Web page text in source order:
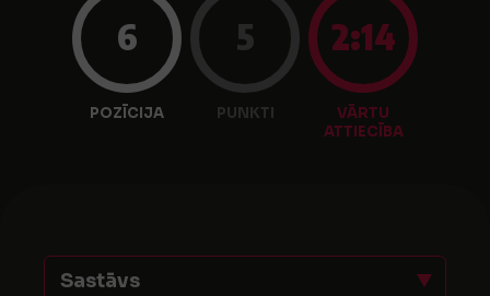
6
POZĪCIJA
5
PUNKTI
2:14
VĀRTU
ATTIECĪBA
Sastāvs